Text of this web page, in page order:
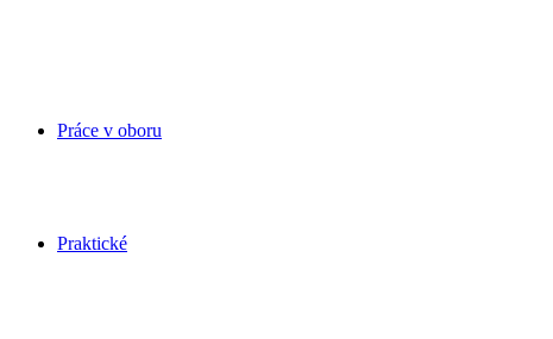
Práce v oboru
Praktické